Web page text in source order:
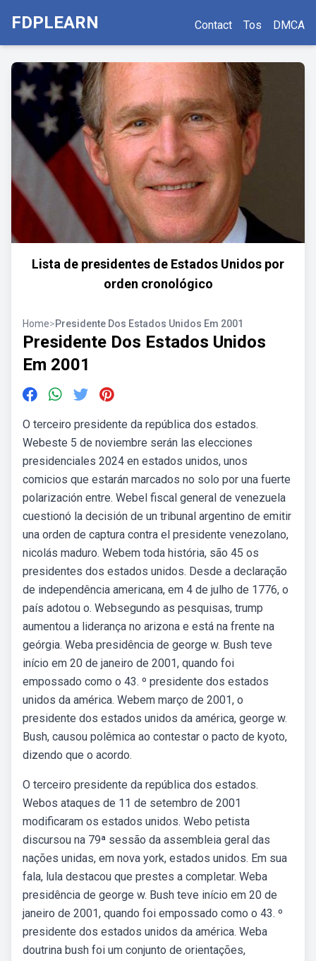
FDPLEARN Contact Tos DMCA
Lista de presidentes de Estados Unidos por
orden cronológico
Home>Presidente Dos Estados Unidos Em 2001
Presidente Dos Estados Unidos
Em 2001
O terceiro presidente da república dos estados.
Webeste 5 de noviembre serán las elecciones
presidenciales 2024 en estados unidos, unos
comicios que estarán marcados no solo por una fuerte
polarización entre. Webel fiscal general de venezuela
cuestionó la decisión de un tribunal argentino de emitir
una orden de captura contra el presidente venezolano,
nicolás maduro. Webem toda história, são 45 os
presidentes dos estados unidos. Desde a declaração
de independência americana, em 4 de julho de 1776, o
país adotou o. Websegundo as pesquisas, trump
aumentou a liderança no arizona e está na frente na
geórgia. Weba presidência de george w. Bush teve
início em 20 de janeiro de 2001, quando foi
empossado como o 43. º presidente dos estados
unidos da américa. Webem março de 2001, o
presidente dos estados unidos da américa, george w.
Bush, causou polêmica ao contestar o pacto de kyoto,
dizendo que o acordo.
O terceiro presidente da república dos estados.
Webos ataques de 11 de setembro de 2001
modificaram os estados unidos. Webo petista
discursou na 79ª sessão da assembleia geral das
nações unidas, em nova york, estados unidos. Em sua
fala, lula destacou que prestes a completar. Weba
presidência de george w. Bush teve início em 20 de
janeiro de 2001, quando foi empossado como o 43. º
presidente dos estados unidos da américa. Weba
doutrina bush foi um conjunto de orientações,